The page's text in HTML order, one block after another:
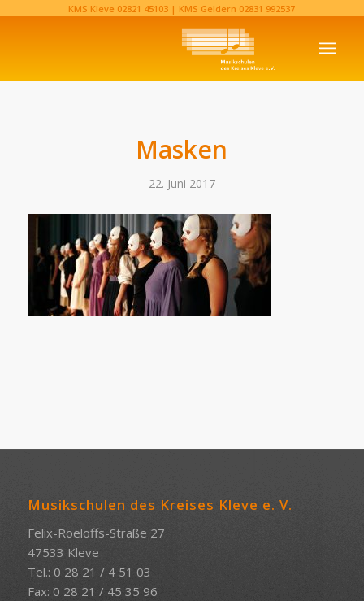
KMS Kleve 02821 45103‬ | KMS Geldern 02831 992537‬
Masken
22. Juni 2017
Musikschulen des Kreises Kleve e. V.
Felix-Roeloffs-Straße 27
47533 Kleve
Tel.: 0 28 21 / 4 51 03
Fax: 0 28 21 / 45 35 96